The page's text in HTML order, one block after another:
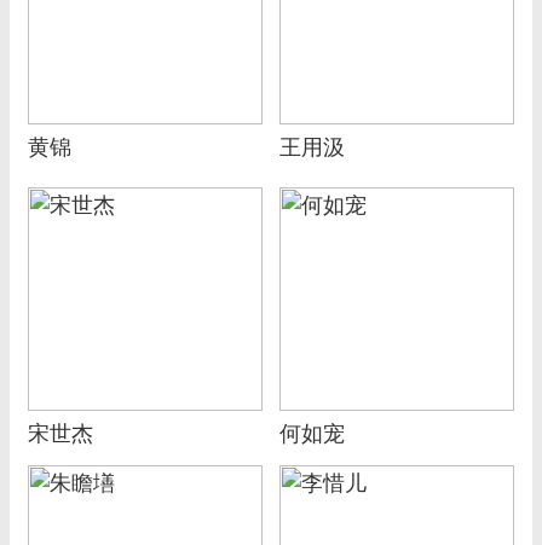
黄锦 王用汲
宋世杰 何如宠